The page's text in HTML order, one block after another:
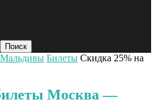
Мальдивы Билеты Скидка 25% на
Москва —